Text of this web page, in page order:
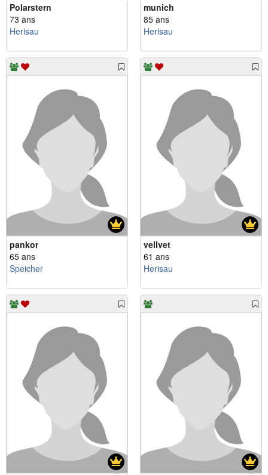
Polarstern
73 ans
Herisau
munich
85 ans
Herisau
pankor
65 ans
Speicher
vellvet
61 ans
Herisau